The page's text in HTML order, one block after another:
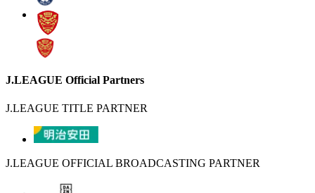
J.LEAGUE Official Partners
J.LEAGUE TITLE PARTNER
J.LEAGUE OFFICIAL BROADCASTING PARTNER